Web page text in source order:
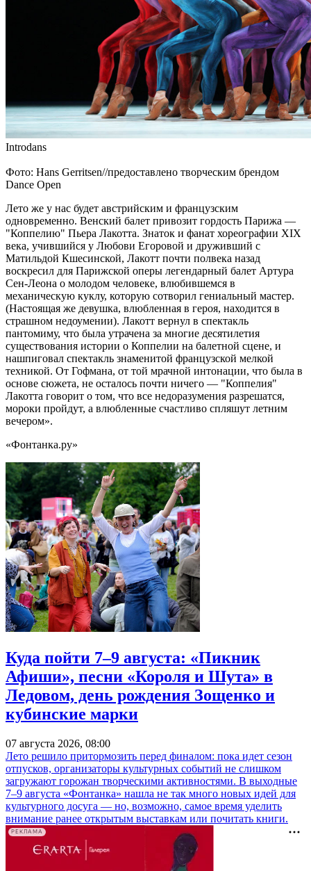
Introdans
Фото: Hans Gerritsen//предоставлено творческим брендом
Dance Open
Лето же у нас будет австрийским и французским
одновременно. Венский балет привозит гордость Парижа —
"Коппелию" Пьера Лакотта. Знаток и фанат хореографии XIX
века, учившийся у Любови Егоровой и друживший с
Матильдой Кшесинской, Лакотт почти полвека назад
воскресил для Парижской оперы легендарный балет Артура
Сен-Леона о молодом человеке, влюбившемся в
механическую куклу, которую сотворил гениальный мастер.
(Настоящая же девушка, влюбленная в героя, находится в
страшном недоумении). Лакотт вернул в спектакль
пантомиму, что была утрачена за многие десятилетия
существования истории о Коппелии на балетной сцене, и
нашпиговал спектакль знаменитой французской мелкой
техникой. От Гофмана, от той мрачной интонации, что была в
основе сюжета, не осталось почти ничего — "Коппелия"
Лакотта говорит о том, что все недоразумения разрешатся,
мороки пройдут, а влюбленные счастливо спляшут летним
вечером».
«Фонтанка.ру»
Куда пойти 7–9 августа: «Пикник
Афиши», песни «Короля и Шута» в
Ледовом, день рождения Зощенко и
кубинские марки
07 августа 2026, 08:00
Лето решило притормозить перед финалом: пока идет сезон
отпусков, организаторы культурных событий не слишком
загружают горожан творческими активностями. В выходные
7–9 августа «Фонтанка» нашла не так много новых идей для
культурного досуга — но, возможно, самое время уделить
внимание ранее открытым выставкам или почитать книги.
РЕКЛАМА